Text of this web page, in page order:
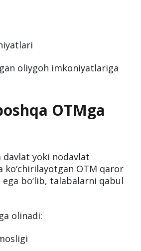
oliygoh imkoniyatlariga
OTMga
yoki nodavlat
ko‘chirilayotgan OTM qaror
bo‘lib, talabalarni qabul
olinadi: